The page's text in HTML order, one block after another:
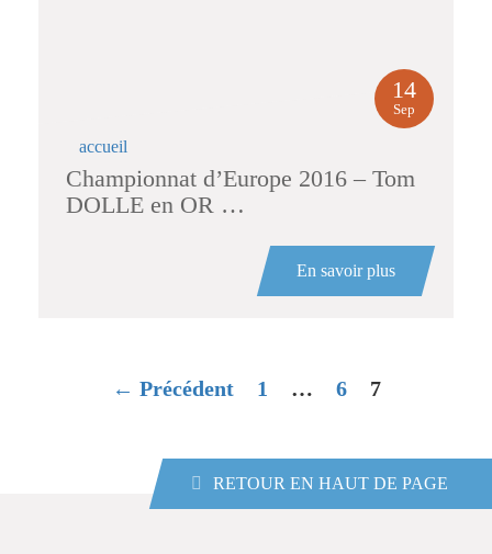
accueil
Championnat d’Europe 2016 – Tom
DOLLE en OR …
14
Sep
En savoir plus
← Précédent 1 … 6 7
RETOUR EN HAUT DE PAGE